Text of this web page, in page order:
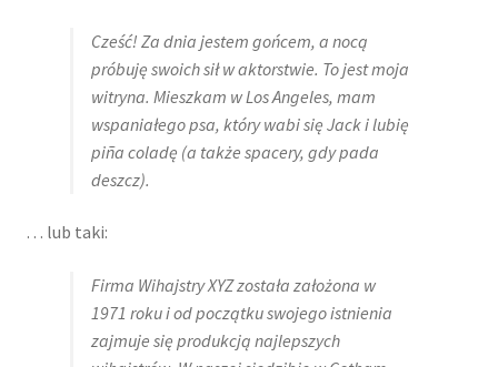
Akcesoria
Niskie ceny
Cześć! Za dnia jestem gońcem, a nocą
próbuję swoich sił w aktorstwie. To jest moja
witryna. Mieszkam w Los Angeles, mam
wspaniałego psa, który wabi się Jack i lubię
piña coladę (a także spacery, gdy pada
deszcz).
… lub taki:
Firma Wihajstry XYZ została założona w
1971 roku i od początku swojego istnienia
zajmuje się produkcją najlepszych